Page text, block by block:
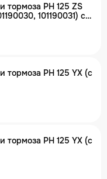
PH 125 ZS
101190031) с
тормоза PH 125 YX (c
тормоза PH 125 YX (c